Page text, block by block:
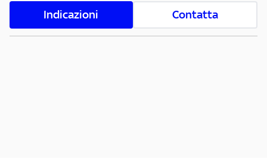
Indicazioni Contatta